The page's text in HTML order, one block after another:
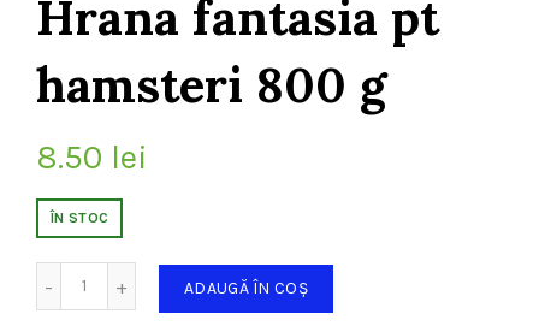
Hrana fantasia pt
hamsteri 800 g
8.50 lei
ÎN STOC
ADAUGĂ ÎN COȘ